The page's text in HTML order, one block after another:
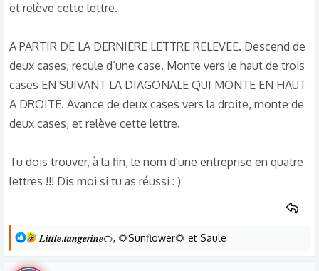
et relève cette lettre.
A PARTIR DE LA DERNIERE LETTRE RELEVEE. Descend de
deux cases, recule d’une case. Monte vers le haut de trois
cases EN SUIVANT LA DIAGONALE QUI MONTE EN HAUT
A DROITE. Avance de deux cases vers la droite, monte de
deux cases, et relève cette lettre.
Tu dois trouver, à la fin, le nom d'une entreprise en quatre
lettres !!! Dis moi si tu as réussi : )
L
𝑳𝒊𝒕𝒕𝒍𝒆.𝒕𝒂𝒏𝒈𝒆𝒓𝒊𝒏𝒆🍊, 🌻Sunflower🌻 et Saule